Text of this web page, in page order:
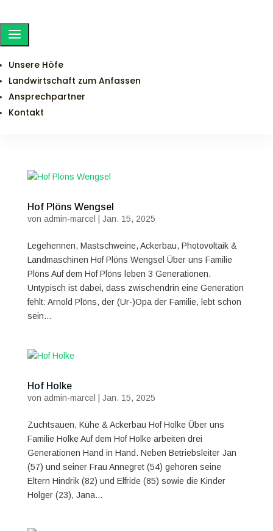
a
Unsere Höfe
Landwirtschaft zum Anfassen
Ansprechpartner
Kontakt
Hof Plöns Wengsel
von admin-marcel Jan. 15, 2025
Legehennen, Mastschweine, Ackerbau, Photovoltaik &
Landmaschinen Hof Plöns Wengsel Über uns Familie
Plöns Auf dem Hof Plöns leben 3 Generationen.
Untypisch ist dabei, dass zwischendrin eine Generation
fehlt: Arnold Plöns, der (Ur-)Opa der Familie, lebt schon
sein...
Hof Holke
von admin-marcel Jan. 15, 2025
Zuchtsauen, Kühe & Ackerbau Hof Holke Über uns
Familie Holke Auf dem Hof Holke arbeiten drei
Generationen Hand in Hand. Neben Betriebsleiter Jan
(57) und seiner Frau Annegret (54) gehören seine
Eltern Hindrik (82) und Elfride (85) sowie die Kinder
Holger (23), Jana...